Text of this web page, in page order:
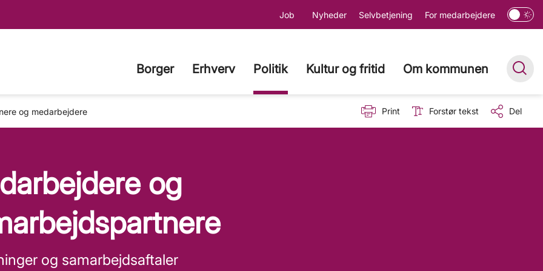
Job Nyheder Selvbetjening For medarbejdere
Borger Erhverv Politik Kultur og fritid Om kommunen
og medarbejdere Print Forstør tekst Del
og
og samarbejdsaftaler